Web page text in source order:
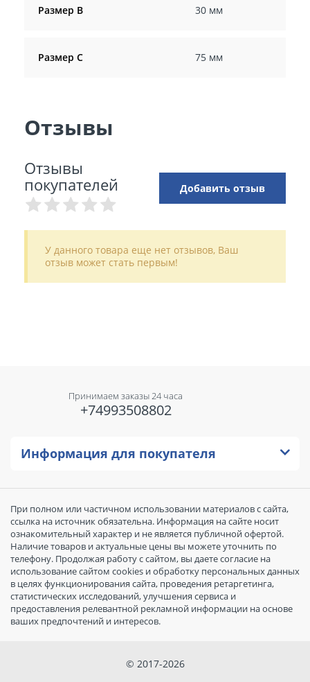
Размер В 30 мм
Размер С 75 мм
Отзывы
Отзывы
покупателей
Добавить отзыв
У данного товара еще нет отзывов, Ваш
отзыв может стать первым!
Принимаем заказы 24 часа
+74993508802
Информация для покупателя
При полном или частичном использовании материалов с сайта,
ссылка на источник обязательна. Информация на сайте носит
ознакомительный характер и не является публичной офертой.
Наличие товаров и актуальные цены вы можете уточнить по
телефону. Продолжая работу с сайтом, вы даете согласие на
использование сайтом cookies и обработку персональных данных
в целях функционирования сайта, проведения ретаргетинга,
статистических исследований, улучшения сервиса и
предоставления релевантной рекламной информации на основе
ваших предпочтений и интересов.
© 2017-2026